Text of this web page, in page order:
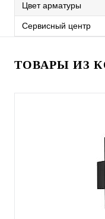
Цвет арматуры
Сервисный центр
ТОВАРЫ ИЗ